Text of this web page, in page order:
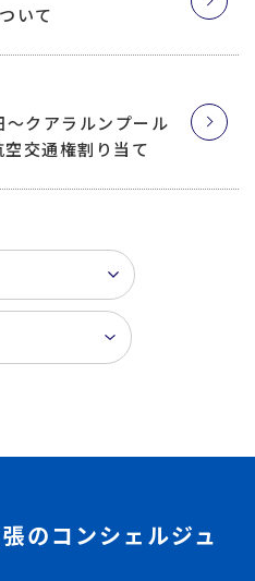
いて
クアラルンプール
交通権割り当て
のコンシェルジュ